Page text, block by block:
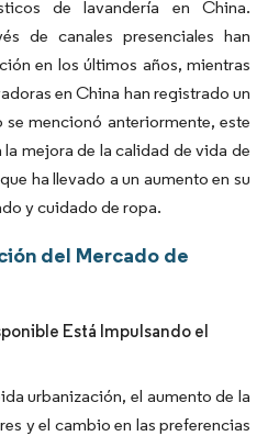
de lavandería en China.
de canales presenciales han
en los últimos años, mientras
en China han registrado un
mencionó anteriormente, este
mejora de la calidad de vida de
ha llevado a un aumento en su
y cuidado de ropa.
del Mercado de
Está Impulsando el
urbanización, el aumento de la
y el cambio en las preferencias